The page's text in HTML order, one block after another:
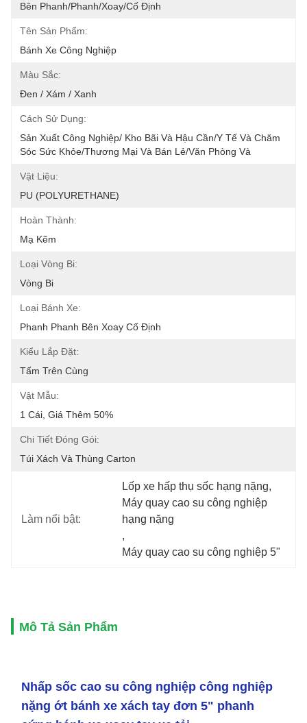
Bên Phanh/phanh/xoay/cố Định
Tên Sản Phẩm:
Bánh Xe Công Nghiệp
Màu Sắc:
Đen / Xám / Xanh
Cách Sử Dụng:
Sản Xuất Công Nghiệp/ Kho Bãi Và Hậu Cần/Y Tế Và Chăm
Sóc Sức Khỏe/Thương Mại Và Bán Lẻ/Văn Phòng Và
Vật Liệu:
PU (POLYURETHANE)
Hoàn Thành:
Mạ Kẽm
Loại Vòng Bi:
Vòng Bi
Loại Bánh Xe:
Phanh Phanh Bên Xoay Cố Định
Kiểu Lắp Đặt:
Tấm Trên Cùng
Vật Mẫu:
1 Cái, Giá Thêm 50%
Chi Tiết Đóng Gói:
Túi Xách Và Thùng Carton
Làm nổi bật:
Lốp xe hấp thụ sốc hạng nặng,
Máy quay cao su công nghiệp
hạng nặng
,
Máy quay cao su công nghiệp 5"
Mô Tả Sản Phẩm
Nhấp sốc cao su công nghiệp công nghiệp
nặng ớt bánh xe xách tay đơn 5" phanh